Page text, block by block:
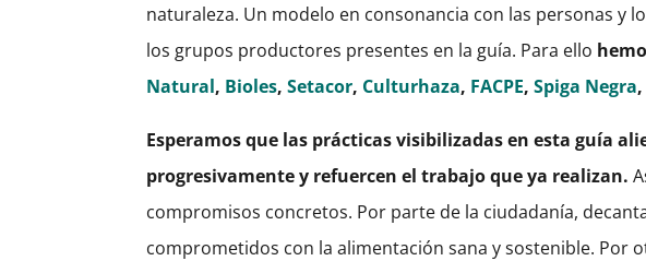
naturaleza. Un modelo en consonancia con las personas y
los grupos productores presentes en la guía. Para ello
Natural, Bioles,Setacor, Culturhaza, FACPE,Spiga Negra,
Esperamos que las prácticas visibilizadas en esta guía
progresivamente y refuercen el trabajo que ya realizan.
compromisos concretos. Por parte de la ciudadanía,
comprometidos con la alimentación sana y sostenible. Por